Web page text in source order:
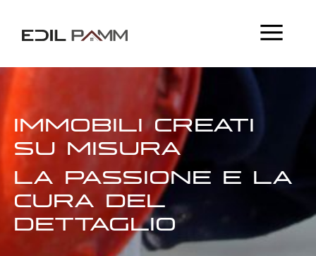
IMMOBILI CREATI
SU MISURA
LA PASSIONE E LA
CURA DEL
DETTAGLIO